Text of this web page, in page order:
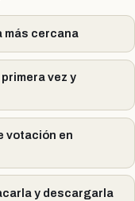
más cercana
vez y
votación en
y descargarla